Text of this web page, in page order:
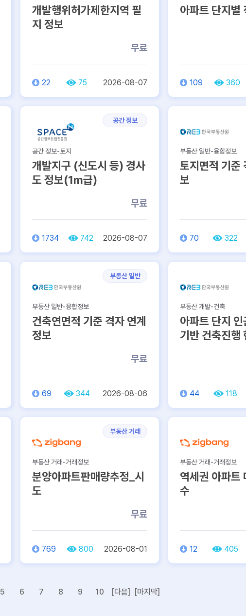
개발행위허가제한지역 필
지 정보
무료
22 75 2026-08-07
아파트 단지별
109 360
공간 정보
공간 정보-토지
개발지구 (신도시 등) 경사
도 정보(1m급)
무료
1734 742 2026-08-07
부동산 일반-융합정보
토지면적 기준
보
70 322
부동산 일반
부동산 일반-융합정보
건축연면적 기준 격자 연계
정보
무료
69 344 2026-08-06
부동산 개발-건축
아파트 단지
기반 건축진행
44 118
부동산 거래
부동산 거래-거래정보
분양아파트판매량추정_시
도
무료
769 800 2026-08-01
부동산 거래-거래정보
역세권 아파트
수
12 405
5 6 7 8 9 10 [다음] [마지막]